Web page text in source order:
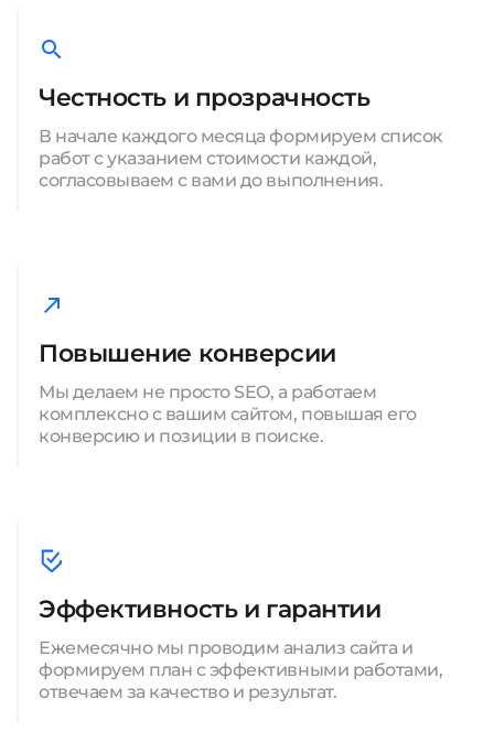
Честность и прозрачность
В начале каждого месяца формируем список
работ с указанием стоимости каждой,
согласовываем с вами до выполнения.
Повышение конверсии
Мы делаем не просто SEO, а работаем
комплексно с вашим сайтом, повышая его
конверсию и позиции в поиске.
Эффективность и гарантии
Ежемесячно мы проводим анализ сайта и
формируем план с эффективными работами,
отвечаем за качество и результат.